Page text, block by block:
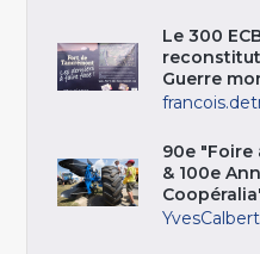
Le 300
Guerre
90e
& 100e
YvesCalbert